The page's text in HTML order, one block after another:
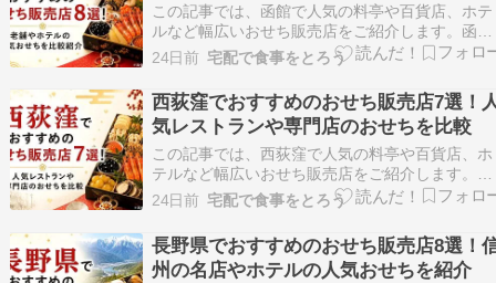
この記事では、函館で人気の料亭や百貨店、ホテ
ルなど幅広いおせち販売店をご紹介します。函館
には、地元で長年親しまれている老舗やホテル、
百貨店、スーパーなど、それぞれ特色の異なるお
せちを販売する店舗が揃っています。店頭受取や
宅配対応など購入方法もさまざまで、家族構成や
予算に合わせて…
24日前 宅配で食事をとろう
西荻窪でおすすめのおせち販売店7選！
気レストランや専門店のおせちを比較
この記事では、西荻窪で人気の料亭や百貨店、ホ
テルなど幅広いおせち販売店をご紹介します。西
荻窪エリアでは、フレンチレストランや洋食店、
鮮魚専門店、スーパーなどで個性豊かなおせちを
購入できます。店舗ごとに予約方法や受け取り方
法、特徴が異なるため、自分に合ったおせち選び
が大切です。こ…
24日前 宅配で食事をとろう
長野県でおすすめのおせち販売店8選！
州の名店やホテルの人気おせちを紹介